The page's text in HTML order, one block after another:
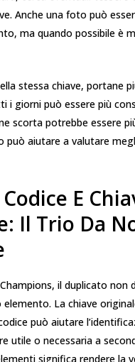
Anche una foto può
ma quando possibile è
stessa chiave, portane
i giorni può essere più
scorta potrebbe essere
può aiutare a valutare
E
Il Trio Da
il duplicato non
La chiave
può aiutare
utile o necessaria a
significa rendere la